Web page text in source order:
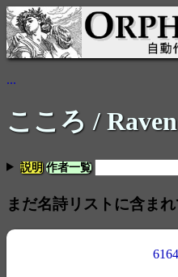
...
こころ / Raven
説明 作者一覧
まだ名詩リストに含ま